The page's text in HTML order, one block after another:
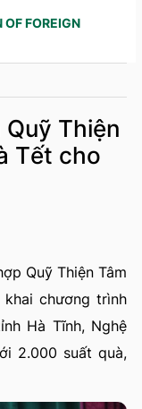
FOREIGN
Thiện
Tết cho
Quỹ Thiện Tâm
chương trình
Hà Tĩnh, Nghệ
2.000 suất quà,